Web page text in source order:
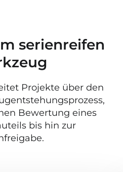
serienreifen
Projekte über den
Bewertung eines
bis hin zur